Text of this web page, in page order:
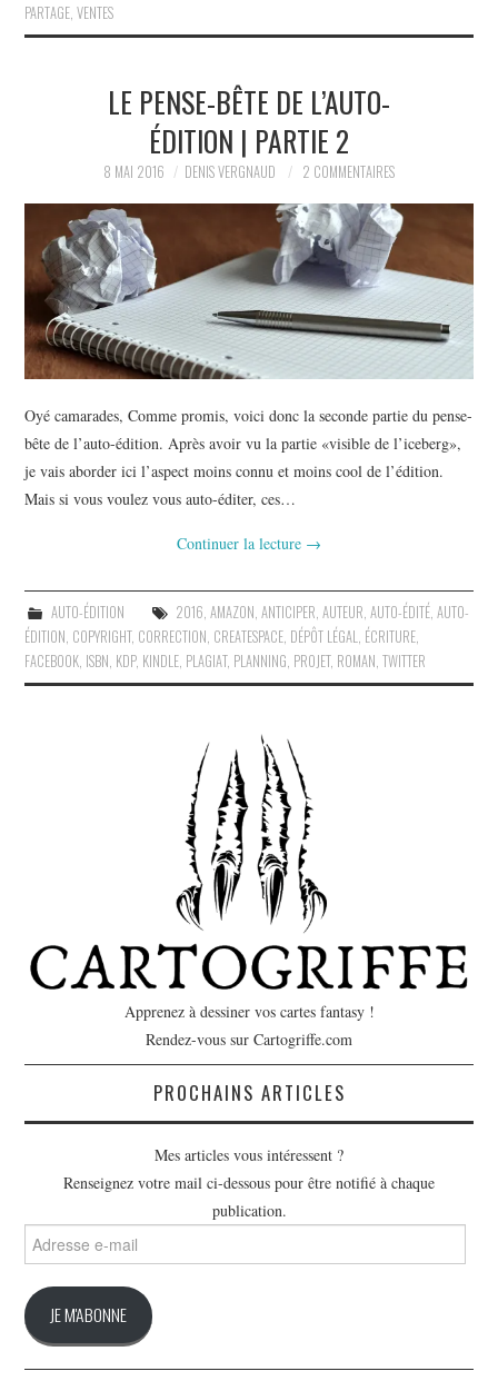
PARTAGE,VENTES
LE PENSE-BÊTE DE L’AUTO-
ÉDITION | PARTIE 2
8 MAI 2016 DENIS VERGNAUD 2 COMMENTAIRES
Oyé camarades, Comme promis, voici donc la seconde partie du pense-
bête de l’auto-édition. Après avoir vu la partie «visible de l’iceberg»,
je vais aborder ici l’aspect moins connu et moins cool de l’édition.
Mais si vous voulez vous auto-éditer, ces…
Continuer la lecture →
AUTO-ÉDITION 2016, AMAZON, ANTICIPER, AUTEUR, AUTO-ÉDITÉ, AUTO-
ÉDITION, COPYRIGHT, CORRECTION, CREATESPACE, DÉPÔT LÉGAL, ÉCRITURE,
FACEBOOK, ISBN, KDP, KINDLE, PLAGIAT, PLANNING, PROJET, ROMAN,TWITTER
Apprenez à dessiner vos cartes fantasy !
Rendez-vous sur Cartogriffe.com
PROCHAINS ARTICLES
Mes articles vous intéressent ?
Renseignez votre mail ci-dessous pour être notifié à chaque
publication.
e-
JE M'ABONNE